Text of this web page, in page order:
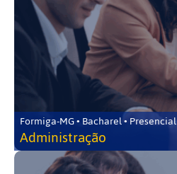
Formiga-MG • Bacharel • Presencial
Administração